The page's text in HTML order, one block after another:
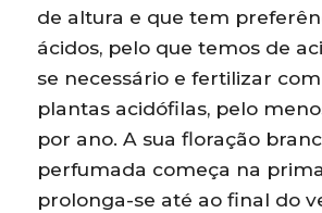
de altura e que tem
ácidos, pelo que temos de
se necessário e fertilizar
plantas acidófilas, pelo
por ano. A sua floração
perfumada começa na
prolonga-se até ao final do